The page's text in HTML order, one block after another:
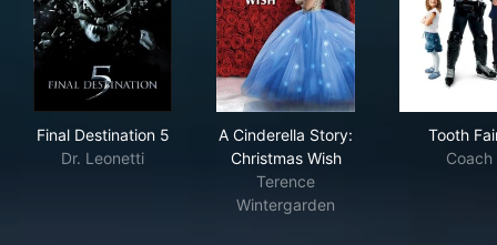
Final Destination 5
Dr. Leonetti
A Cinderella Story:
Christmas Wish
Terence
Wintergarden
Tooth
Coach